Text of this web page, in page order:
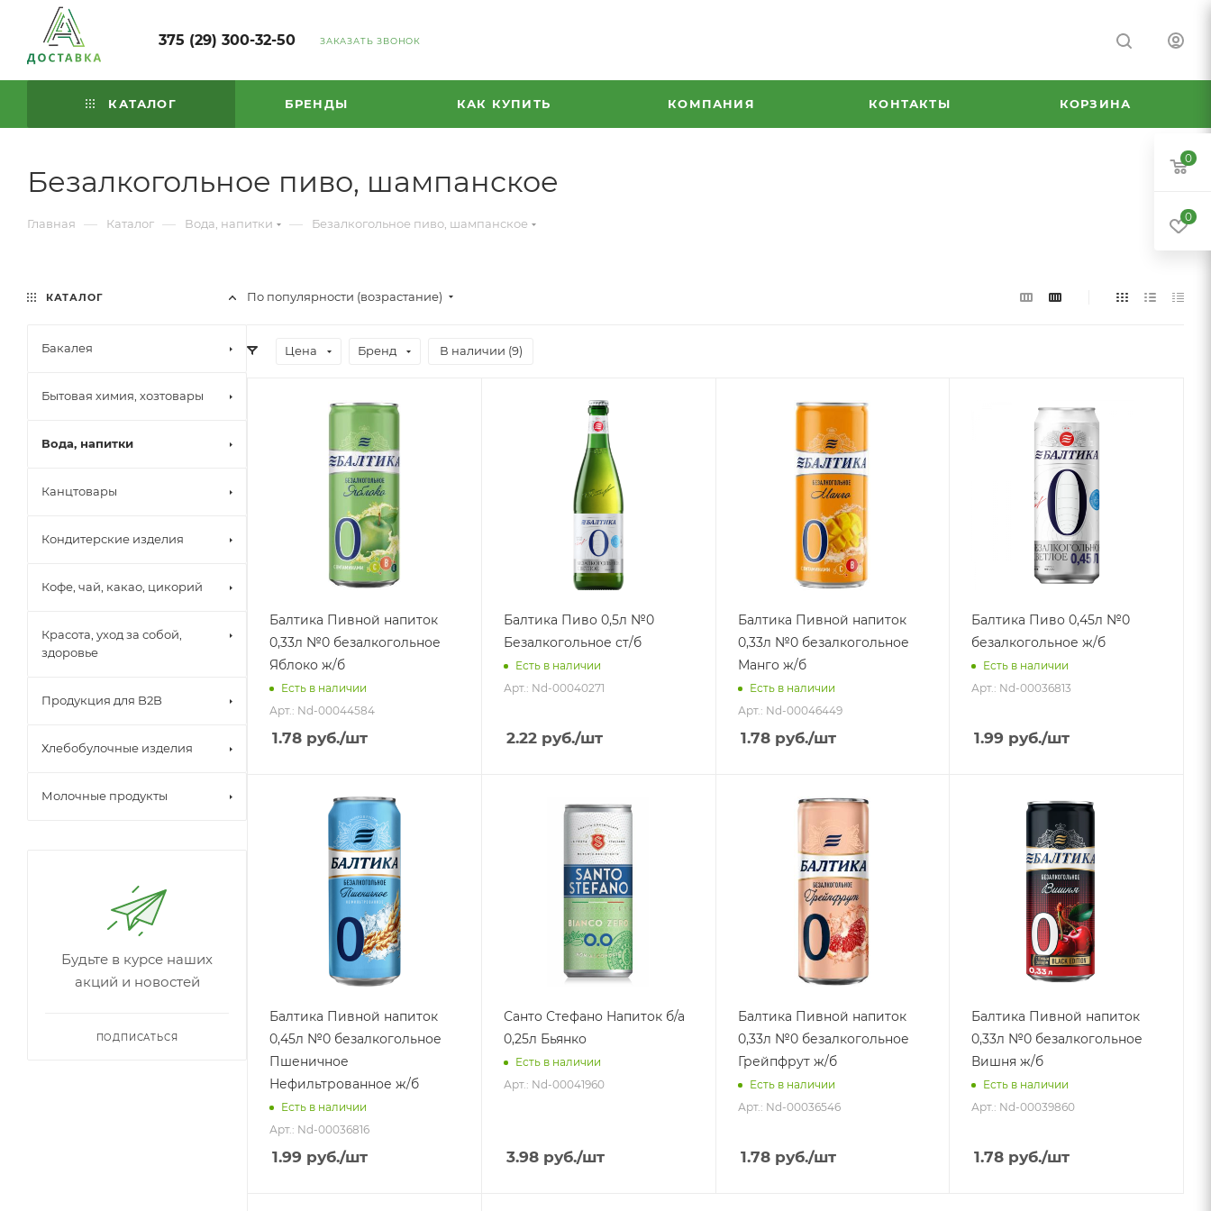
375 (29) 300-32-50 ЗАКАЗАТЬ ЗВОНОК
КАТАЛОГ БРЕНДЫ КАК КУПИТЬ КОМПАНИЯ КОНТАКТЫ КОРЗИНА
Безалкогольное пиво, шампанское
Главная — Каталог — Вода, напитки — Безалкогольное пиво, шампанское
По популярности (возрастание)
Цена Бренд В наличии (9)
Балтика Пивной напиток
0,33л №0 безалкогольное
Яблоко ж/б
Есть в наличии
Арт.: Nd-00044584
1.78 руб./шт
Балтика Пиво 0,5л №0
Безалкогольное ст/б
Есть в наличии
Арт.: Nd-00040271
2.22руб./шт
Балтика Пивной напиток
0,33л №0 безалкогольное
Манго ж/б
Есть в наличии
Арт.: Nd-00046449
1.78руб./шт
Балтика Пиво 0,45л №0
безалкогольное ж/б
Есть в наличии
Арт.: Nd-00036813
1.99 руб./шт
Балтика Пивной напиток
0,45л №0 безалкогольное
Пшеничное
Нефильтрованное ж/б
Есть в наличии
Арт.: Nd-00036816
1.99 руб./шт
Санто Стефано Напиток б/а
0,25л Бьянко
Есть в наличии
Арт.: Nd-00041960
3.98руб./шт
Балтика Пивной напиток
0,33л №0 безалкогольное
Грейпфрут ж/б
Есть в наличии
Арт.: Nd-00036546
1.78руб./шт
Балтика Пивной напиток
0,33л №0 безалкогольное
Вишня ж/б
Есть в наличии
Арт.: Nd-00039860
1.78 руб./шт
КАТАЛОГ
Бакалея
Бытовая химия, хозтовары
Вода, напитки
Канцтовары
Кондитерские изделия
Кофе, чай, какао, цикорий
Красота, уход за собой,
здоровье
Продукция для B2B
Хлебобулочные изделия
Молочные продукты
Будьте в курсе наших
акций и новостей
ПОДПИСАТЬСЯ
0
0